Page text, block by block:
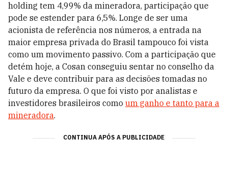
holding tem 4,99% da mineradora, participação que
pode se estender para 6,5%. Longe de ser uma
acionista de referência nos números, a entrada na
maior empresa privada do Brasil tampouco foi vista
como um movimento passivo. Com a participação que
detém hoje, a Cosan conseguiu sentar no conselho da
Vale e deve contribuir para as decisões tomadas no
futuro da empresa. O que foi visto por analistas e
investidores brasileiros como um ganho e tanto para a
mineradora.
CONTINUA APÓS A PUBLICIDADE